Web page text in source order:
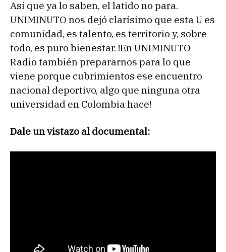
Así que ya lo saben, el latido no para.
UNIMINUTO nos dejó clarísimo que esta U es
comunidad, es talento, es territorio y, sobre
todo, es puro bienestar. !En UNIMINUTO
Radio también prepararnos para lo que
viene porque cubrimientos ese encuentro
nacional deportivo, algo que ninguna otra
universidad en Colombia hace!
Dale un vistazo al documental: